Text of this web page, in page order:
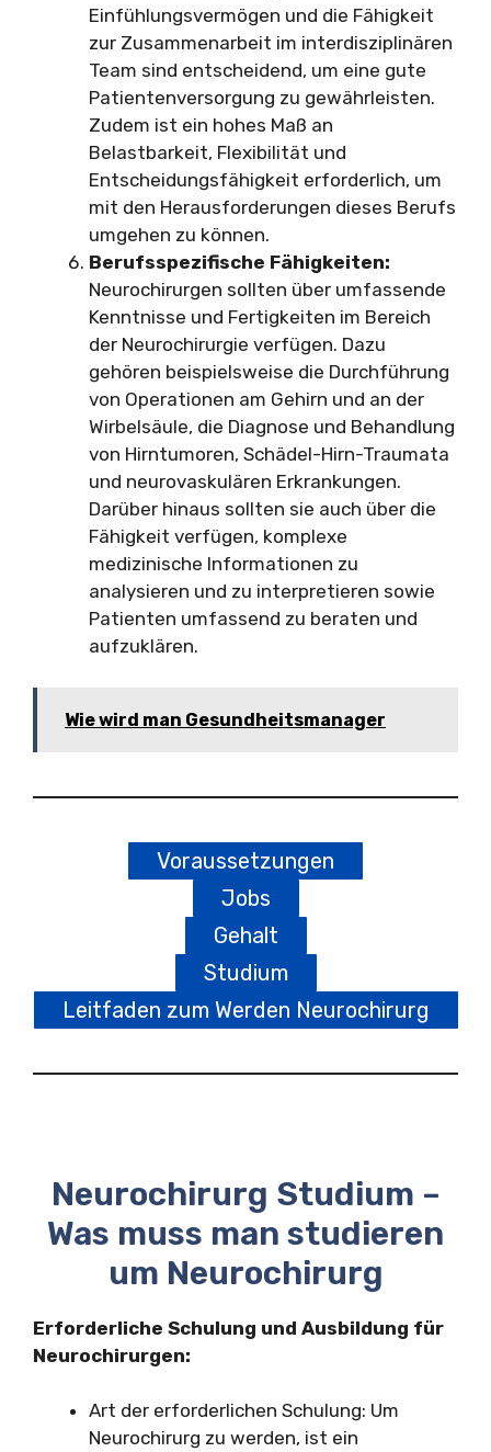
Einfühlungsvermögen und die Fähigkeit
zur Zusammenarbeit im interdisziplinären
Team sind entscheidend, um eine gute
Patientenversorgung zu gewährleisten.
Zudem ist ein hohes Maß an
Belastbarkeit, Flexibilität und
Entscheidungsfähigkeit erforderlich, um
mit den Herausforderungen dieses Berufs
umgehen zu können.
Berufsspezifische Fähigkeiten:
Neurochirurgen sollten über umfassende
Kenntnisse und Fertigkeiten im Bereich
der Neurochirurgie verfügen. Dazu
gehören beispielsweise die Durchführung
von Operationen am Gehirn und an der
Wirbelsäule, die Diagnose und Behandlung
von Hirntumoren, Schädel-Hirn-Traumata
und neurovaskulären Erkrankungen.
Darüber hinaus sollten sie auch über die
Fähigkeit verfügen, komplexe
medizinische Informationen zu
analysieren und zu interpretieren sowie
Patienten umfassend zu beraten und
aufzuklären.
Wie wird man Gesundheitsmanager
Voraussetzungen
Jobs
Gehalt
Studium
Leitfaden zum Werden Neurochirurg
Neurochirurg Studium –
Was muss man studieren
um Neurochirurg
Erforderliche Schulung und Ausbildung für
Neurochirurgen:
Art der erforderlichen Schulung: Um
Neurochirurg zu werden, ist ein